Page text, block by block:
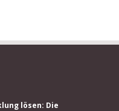
lösen: Die